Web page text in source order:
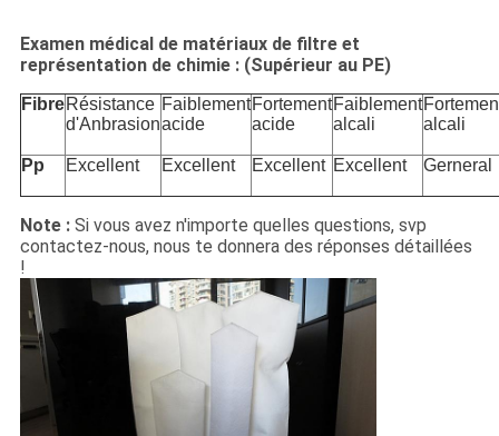
Examen médical de matériaux de filtre et
représentation de chimie : (Supérieur au PE)
FibreRésistance
d'Anbrasion
Faiblement
acide
Fortement
acide
Faiblement
alcali
alcali
Pp Excellent Excellent Excellent Excellent Gerneral
Note :Si vous avez n'importe quelles questions, svp
contactez-nous, nous te donnera des réponses détaillées
!